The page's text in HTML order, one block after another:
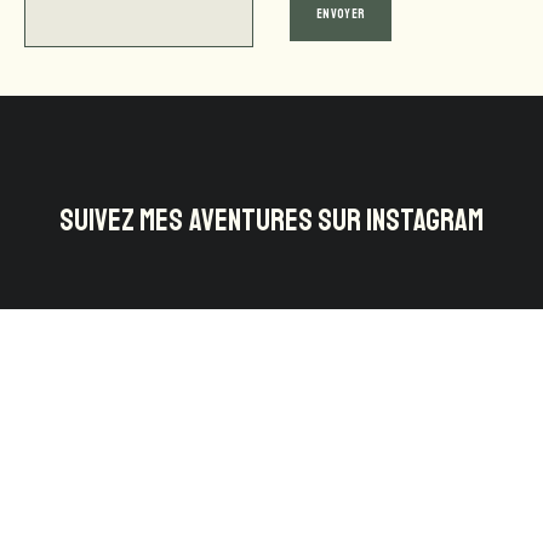
SUIVEZ MES AVENTURES SUR INSTAGRAM